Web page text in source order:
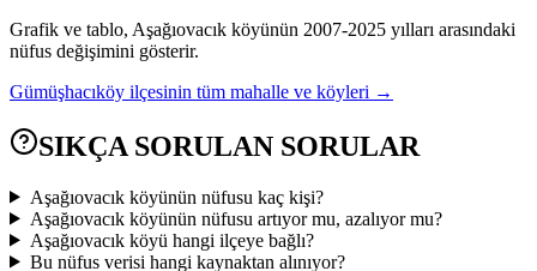
Grafik ve tablo, Aşağıovacık köyünün 2007-2025 yılları arasındaki
nüfus değişimini gösterir.
Gümüşhacıköy ilçesinin tüm mahalle ve köyleri →
SIKÇA SORULAN SORULAR
Aşağıovacık köyünün nüfusu kaç kişi?
Aşağıovacık köyünün nüfusu artıyor mu, azalıyor mu?
Aşağıovacık köyü hangi ilçeye bağlı?
Bu nüfus verisi hangi kaynaktan alınıyor?